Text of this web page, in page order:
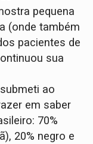
pequena
(onde também
pacientes de
sua
ao
em saber
70%
20% negro e